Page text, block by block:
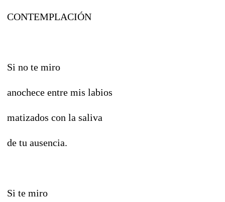
CONTEMPLACIÓN
Si no te miro
anochece entre mis labios
matizados con la saliva
de tu ausencia.
Si te miro